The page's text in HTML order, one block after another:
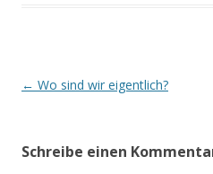
Beitrags-
← Wo sind wir eigentlich?
Schreibe einen